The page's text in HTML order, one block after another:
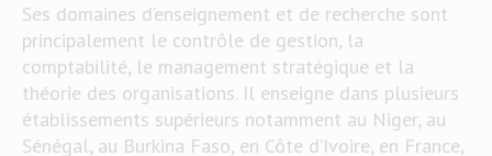
Ses domaines d’enseignement et de recherche sont
principalement le contrôle de gestion, la
comptabilité, le management stratégique et la
théorie des organisations. Il enseigne dans plusieurs
établissements supérieurs notamment au Niger, au
Sénégal, au Burkina Faso, en Côte d’Ivoire, en France,